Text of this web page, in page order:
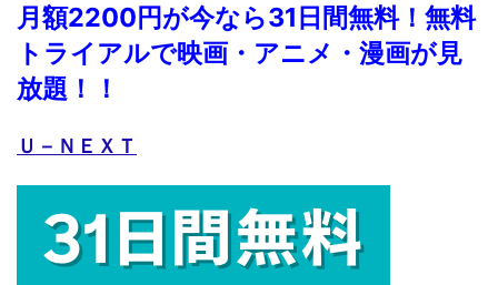
月額2200円が今なら31日間無料！無料
トライアルで映画・アニメ・漫画が見
放題！！
Ｕ－ＮＥＸＴ